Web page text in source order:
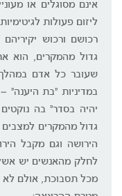
אינם מסוגלים או
ליזום פעולות
רכושם ורכוש
גדול מהמקרים, הוא
שעובר כל אדם
במדיניות "בת היענה"
יהיה בסדר" בה
גדול מהמקרים
הירושה וגם מקבל
לחלק מהאנשים יש
מכל תסבוכת, אולם לא